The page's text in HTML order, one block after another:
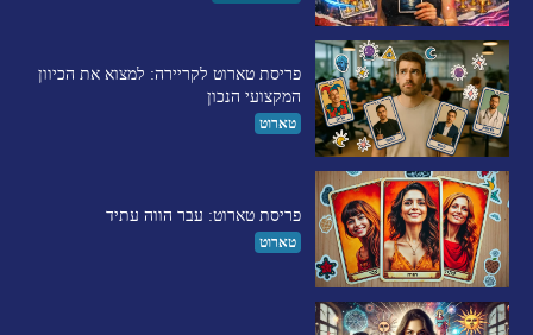
פריסת טארוט לקריירה: למצוא את הכיוון
המקצועי הנכון
טארוט
פריסת טארוט: עבר הווה עתיד
טארוט